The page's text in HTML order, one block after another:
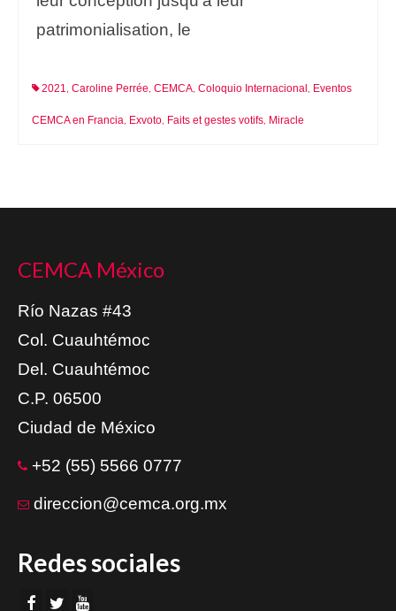
patrimonialisation, le
2021, Caroline Perrée, CEMCA, Coloquio Internacional , Eventos
CEMCA en Francia, Exvoto, Faits et gestes votifs, Miracle
CEMCA México
Río Nazas #43
Col. Cuauhtémoc
Del. Cuauhtémoc
C.P. 06500
Ciudad de México
+52 (55) 5566 0777
direccion@cemca.org.mx
Redes sociales